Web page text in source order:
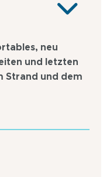
neu
und letzten
Strand und dem